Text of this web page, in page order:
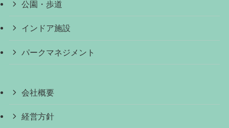
公園・歩道
インドア施設
パークマネジメント
会社概要
経営方針